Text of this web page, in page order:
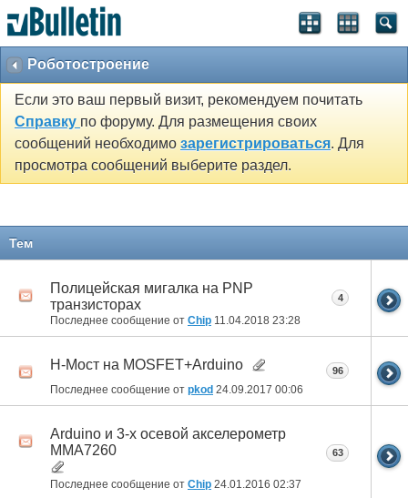
Роботостроение
Если это ваш первый визит, рекомендуем почитать
Справку по форуму. Для размещения своих
сообщений необходимо зарегистрироваться. Для
просмотра сообщений выберите раздел.
Тем
Полицейская мигалка на PNP
транзисторах
Последнее сообщение от Chip 11.04.2018 23:28
4
Н-Мост на MOSFET+Arduino
Последнее сообщение от pkod 24.09.2017 00:06
96
Arduino и 3-х осевой акселерометр
MMA7260
Последнее сообщение от Chip 24.01.2016 02:37
63